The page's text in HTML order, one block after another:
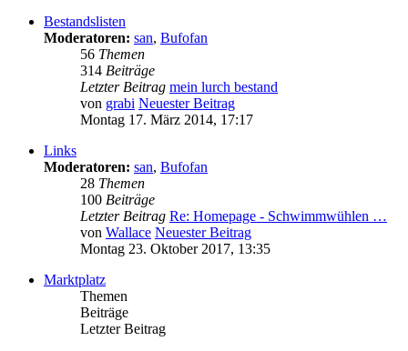
Bestandslisten
Moderatoren: san, Bufofan
56 Themen
314 Beiträge
Letzter Beitrag mein lurch bestand
von grabi Neuester Beitrag
Montag 17. März 2014, 17:17
Links
Moderatoren: san, Bufofan
28 Themen
100 Beiträge
Letzter Beitrag Re: Homepage - Schwimmwühlen …
von Wallace Neuester Beitrag
Montag 23. Oktober 2017, 13:35
Marktplatz
Themen
Beiträge
Letzter Beitrag